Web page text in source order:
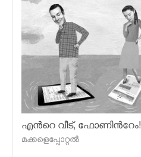
എന്‍റെ വീട്, ഫോണിന്‍റേം!
മക്കളെപ്പോറ്റല്‍